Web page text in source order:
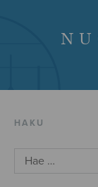
HAKU